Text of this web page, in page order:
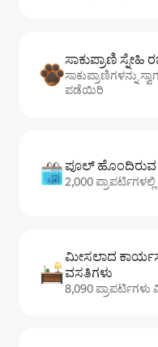
ಸಾಕುಪ್ರಾಣಿ
ಸಾಕುಪ್ರಾಣಿಗಳನ್ನು
ಪಡೆಯಿರಿ
ಪೂಲ್ ಹೊಂದಿರುವ
2,000
ಮೀಸಲಾದ
ವಸತಿಗಳು
8,090